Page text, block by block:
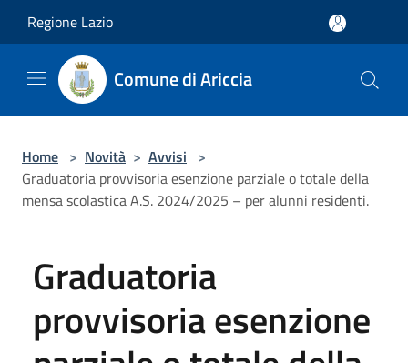
Regione Lazio
Comune di Ariccia
Home > Novità > Avvisi >
Graduatoria provvisoria esenzione parziale o totale della
mensa scolastica A.S. 2024/2025 – per alunni residenti.
Graduatoria
provvisoria esenzione